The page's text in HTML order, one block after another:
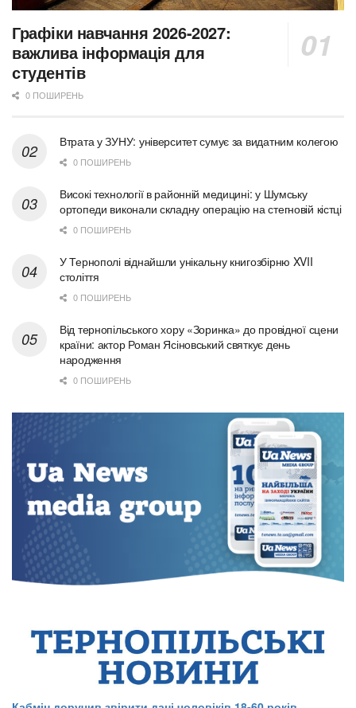
Графіки навчання 2026-2027:
важлива інформація для
студентів
0 ПОШИРЕНЬ
Втрата у ЗУНУ: університет сумує за видатним колегою
0 ПОШИРЕНЬ
Високі технології в районній медицині: у Шумську
ортопеди виконали складну операцію на стегновій кістці
0 ПОШИРЕНЬ
У Тернополі віднайшли унікальну книгозбірню XVII
століття
0 ПОШИРЕНЬ
Від тернопільського хору «Зоринка» до провідної сцени
країни: актор Роман Ясіновський святкує день
народження
0 ПОШИРЕНЬ